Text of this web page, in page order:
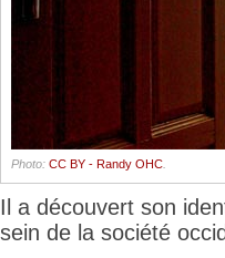
Photo: CC BY - Randy OHC
Il a découvert son
sein de la société